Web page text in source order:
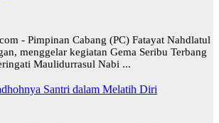
- Pimpinan Cabang (PC) Fatayat Nahdlatul
menggelar kegiatan Gema Seribu Terbang
Maulidurrasul Nabi ...